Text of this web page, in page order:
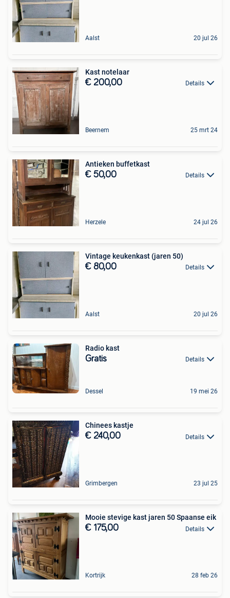
Aalst 20 jul 26
Kast notelaar
€ 200,00 Details
Beernem 25 mrt 24
Antieken buffetkast
€ 50,00 Details
Herzele 24 jul 26
Vintage keukenkast (jaren 50)
€ 80,00 Details
Aalst 20 jul 26
Radio kast
Gratis Details
Dessel 19 mei 26
Chinees kastje
€ 240,00 Details
Grimbergen 23 jul 25
Mooie stevige kast jaren 50 Spaanse eik
€ 175,00 Details
Kortrijk 28 feb 26